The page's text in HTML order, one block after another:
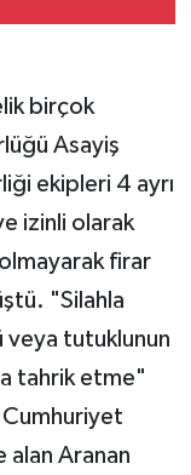
birçok
Asayiş
ekipleri 4 ayrı
izinli olarak
firar
"Silahla
veya tutuklunun
tahrik etme"
Cumhuriyet
alan Aranan